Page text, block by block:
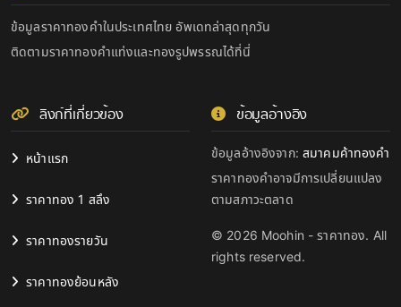
ข้อมูลราคาทองคำในประเทศไทย อัพเดทล่าสุดทุกวัน
ติดตามราคาทองคำแท่งและทองรูปพรรณได้ที่นี่
ลิงก์ที่เกี่ยวข้อง
หน้าแรก
ราคาทอง 1 สลึง
ราคาทองรายวัน
ราคาทองย้อนหลัง
ข้อมูลอ้างอิง
ข้อมูลอ้างอิงจาก: สมาคมค้าทองคำ
ราคาทองคำอาจมีการเปลี่ยนแปลง
ตามสภาวะตลาด
© 2026 Moohin - ราคาทอง. All
rights reserved.